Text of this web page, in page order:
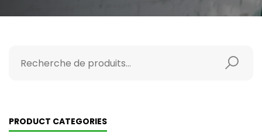
PRODUCT CATEGORIES